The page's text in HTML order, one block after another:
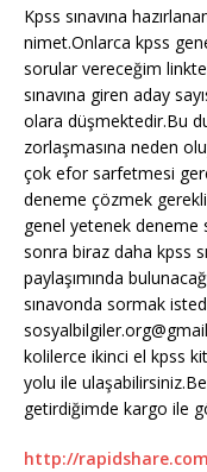
Kpss sınavına
nimet.Onlarca kpss
sorular vereceğim
sınavına giren aday
olara düşmektedir.Bu
zorlaşmasına neden
çok efor sarfetmesi
deneme çözmek
genel yetenek deneme
sonra biraz daha kpss
paylaşımında
sınavonda sormak
kolilerce ikinci el kpss
yolu ile
getirdiğimde kargo ile
http://